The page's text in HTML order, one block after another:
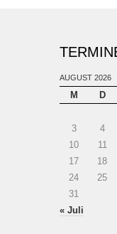
AUGUST 2026
M D
3
4
10
11
17
18
24
25
31
« Juli